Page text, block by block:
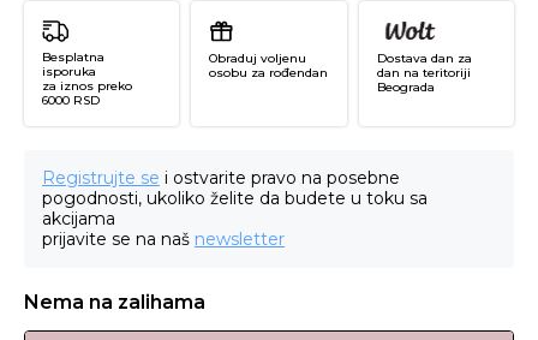
Besplatna
isporuka
za iznos preko
6000 RSD
Obraduj voljenu
osobu za rođendan
Dostava dan za
dan na teritoriji
Beograda
Registrujte se i ostvarite pravo na posebne
pogodnosti, ukoliko želite da budete u toku sa
akcijama
prijavite se na naš newsletter
Nema na zalihama